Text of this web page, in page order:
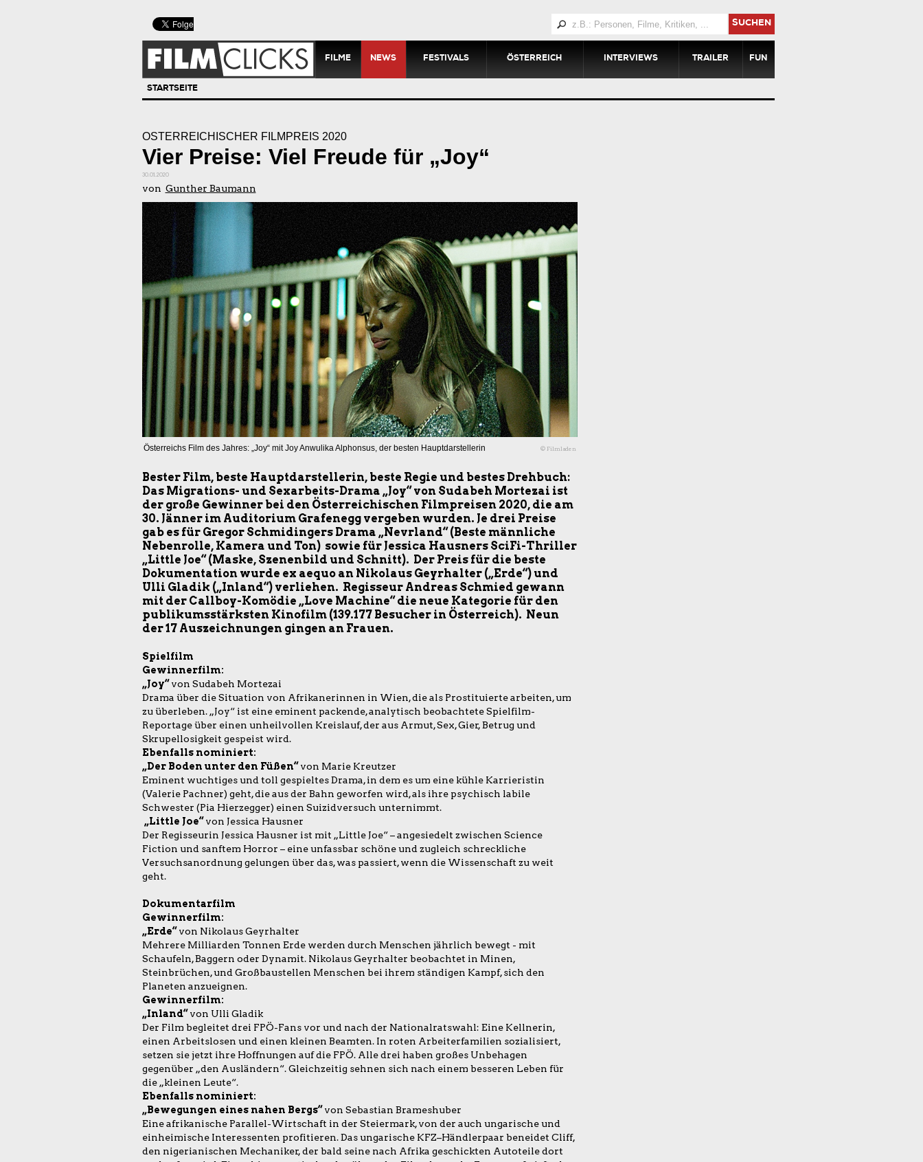
SUCHEN
FILME NEWS FESTIVALS ÖSTERREICH INTERVIEWS TRAILER FUN
STARTSEITE
ÖSTERREICHISCHER FILMPREIS 2020
Vier Preise: Viel Freude für „Joy“
30.01.2020
von Gunther Baumann
Österreichs Film des Jahres: „Joy“ mit Joy Anwulika Alphonsus, der besten Hauptdarstellerin © Filmladen
Bester Film, beste Hauptdarstellerin, beste Regie und bestes Drehbuch:
Das Migrations- und Sexarbeits-Drama „Joy“ von Sudabeh Mortezai ist
der große Gewinner bei den Österreichischen Filmpreisen 2020, die am
30. Jänner im Auditorium Grafenegg vergeben wurden. Je drei Preise
gab es für Gregor Schmidingers Drama „Nevrland“ (Beste männliche
Nebenrolle, Kamera und Ton) sowie für Jessica Hausners SciFi-Thriller
„Little Joe“ (Maske, Szenenbild und Schnitt). Der Preis für die beste
Dokumentation wurde ex aequo an Nikolaus Geyrhalter („Erde“) und
Ulli Gladik („Inland“) verliehen. Regisseur Andreas Schmied gewann
mit der Callboy-Komödie „Love Machine“ die neue Kategorie für den
publikumsstärksten Kinofilm (139.177 Besucher in Österreich). Neun
der 17 Auszeichnungen gingen an Frauen.
Spielfilm
Gewinnerfilm:
„Joy“von Sudabeh Mortezai
Drama über die Situation von Afrikanerinnen in Wien, die als Prostituierte arbeiten, um
zu überleben. „Joy“ ist eine eminent packende, analytisch beobachtete Spielfilm-
Reportage über einen unheilvollen Kreislauf, der aus Armut, Sex, Gier, Betrug und
Skrupellosigkeit gespeist wird.
Ebenfalls nominiert:
„Der Boden unter den Füßen“von Marie Kreutzer
Eminent wuchtiges und toll gespieltes Drama, in dem es um eine kühle Karrieristin
(Valerie Pachner) geht, die aus der Bahn geworfen wird, als ihre psychisch labile
Schwester (Pia Hierzegger) einen Suizidversuch unternimmt.
„Little Joe“von Jessica Hausner
Der Regisseurin Jessica Hausner ist mit „Little Joe“ – angesiedelt zwischen Science
Fiction und sanftem Horror – eine unfassbar schöne und zugleich schreckliche
Versuchsanordnung gelungen über das, was passiert, wenn die Wissenschaft zu weit
geht.
Dokumentarfilm
Gewinnerfilm:
„Erde“von Nikolaus Geyrhalter
Mehrere Milliarden Tonnen Erde werden durch Menschen jährlich bewegt - mit
Schaufeln, Baggern oder Dynamit. Nikolaus Geyrhalter beobachtet in Minen,
Steinbrüchen, und Großbaustellen Menschen bei ihrem ständigen Kampf, sich den
Planeten anzueignen.
Gewinnerfilm:
„Inland“von Ulli Gladik
Der Film begleitet drei FPÖ-Fans vor und nach der Nationalratswahl: Eine Kellnerin,
einen Arbeitslosen und einen kleinen Beamten. In roten Arbeiterfamilien sozialisiert,
setzen sie jetzt ihre Hoffnungen auf die FPÖ. Alle drei haben großes Unbehagen
gegenüber „den Ausländern“. Gleichzeitig sehnen sich nach einem besseren Leben für
die „kleinen Leute“.
Ebenfalls nominiert:
„Bewegungen eines nahen Bergs“von Sebastian Brameshuber
Eine afrikanische Parallel-Wirtschaft in der Steiermark, von der auch ungarische und
einheimische Interessenten profitieren. Das ungarische KFZ–Händlerpaar beneidet Cliff,
den nigerianischen Mechaniker, der bald seine nach Afrika geschickten Autoteile dort